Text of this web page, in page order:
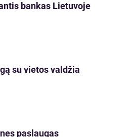
bankas Lietuvoje
su vietos valdžia
paslaugas